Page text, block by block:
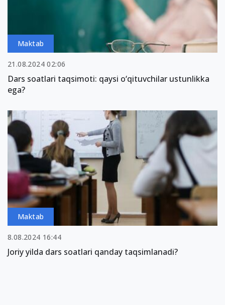
Maktab
21.08.2024 02:06
Dars soatlari taqsimoti: qaysi o‘qituvchilar ustunlikka
ega?
Maktab
8.08.2024 16:44
Joriy yilda dars soatlari qanday taqsimlanadi?